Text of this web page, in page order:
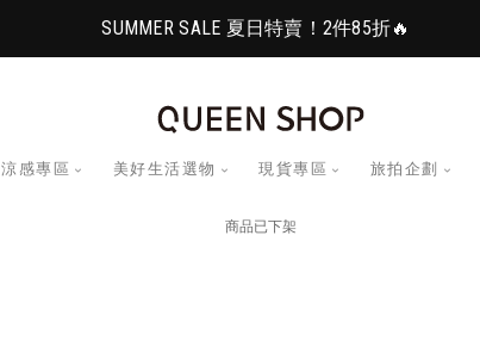
SUMMER SALE 夏日特賣！2件85折🔥
涼感專區 美好生活選物 現貨專區 旅拍企劃
商品已下架